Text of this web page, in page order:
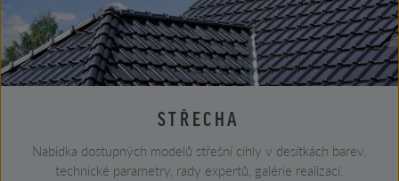
STŘECHA
Nabídka dostupných modelů střešní cihly v desítkách barev,
technické parametry, rady expertů, galérie realizací.